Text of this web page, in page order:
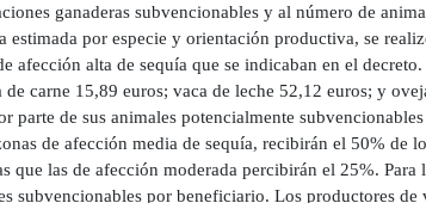
ganaderas subvencionables y al número de
estimada por especie y orientación productiva, se
afección alta de sequía que se indicaban en el
de carne 15,89 euros; vaca de leche 52,12 euros; y
parte de sus animales potencialmente
de afección media de sequía, recibirán el 50% de
que las de afección moderada percibirán el 25%.
subvencionables por beneficiario. Los productores